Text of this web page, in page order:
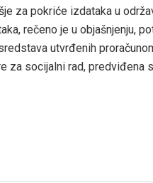
za pokriće izdataka u
rečeno je u objašnjenju,
utvrđenih
socijalni rad, predviđena